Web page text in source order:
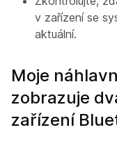
v zařízení se
aktuální.
Moje
zobrazuje
zařízení